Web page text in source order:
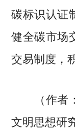
碳标识认证
健全碳市场
交易制度，
（作者：
文明思想研